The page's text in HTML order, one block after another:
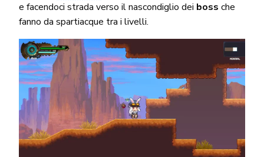
e facendoci strada verso il nascondiglio dei boss che
fanno da spartiacque tra i livelli.